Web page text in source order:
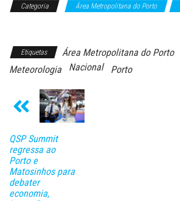
Categoria Área Metropolitana do Porto
Etiquetas Área Metropolitana do Porto
Meteorologia
Nacional Porto
QSP Summit
regressa ao
Porto e
Matosinhos para
debater
economia,